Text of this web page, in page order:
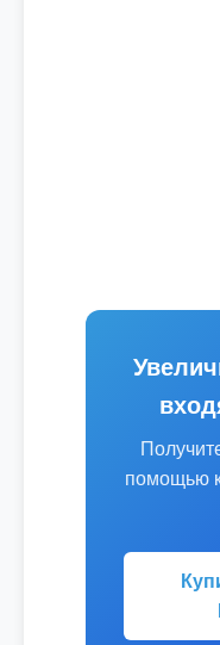
помощью